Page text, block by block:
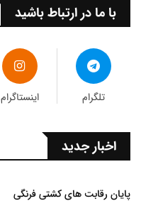
با ما در ارتباط باشید
تلگرام اینستاگرام
اخبار جدید
پایان رقابت های کشتی فرنگی